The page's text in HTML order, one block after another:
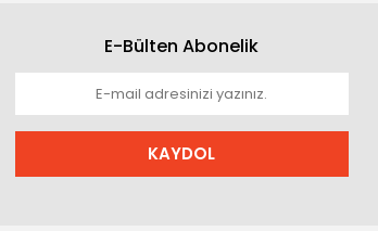
E-Bülten Abonelik
KAYDOL